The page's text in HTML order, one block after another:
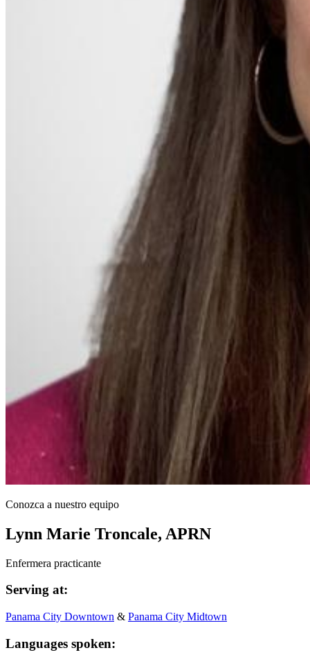
Conozca a nuestro equipo
Lynn Marie Troncale, APRN
Enfermera practicante
Serving at:
Panama City Downtown & Panama City Midtown
Languages spoken: